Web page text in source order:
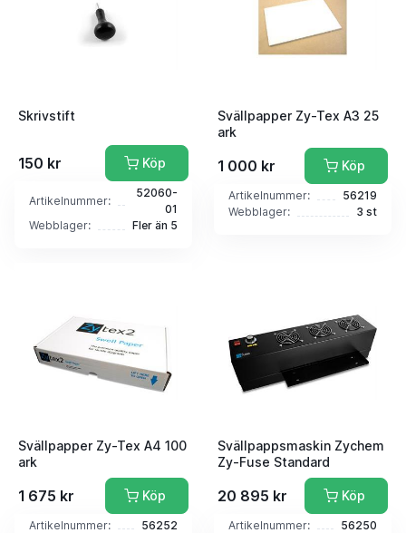
Skrivstift
150 kr Köp
Artikelnummer:
52060-
01
Webblager:
Fler än 5
Svällpapper Zy-Tex A3 25
ark
1 000 kr Köp
Artikelnummer:
56219
Webblager:
3 st
Svällpapper Zy-Tex A4 100
ark
1 675 kr Köp
Artikelnummer:
56252
Svällpappsmaskin Zychem
Zy-Fuse Standard
20 895 kr Köp
Artikelnummer:
56250